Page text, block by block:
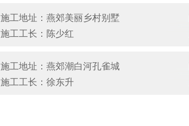
施工地址：燕郊美丽乡村别墅
施工工长：陈少红
施工地址：燕郊潮白河孔雀城
施工工长：徐东升